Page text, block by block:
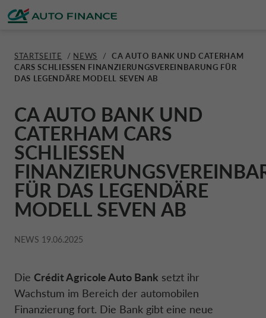
FINANZIERUNGSLÖSUNGENFINANZIERUNGSLÖSUNGEN
FINANZIERUNGSLÖSUNGEN
AUTO
MOTORRAD
VERSICHERUNGEN
ANGEBOTE
PRIVATKREDIT
DRIVALIA
ÜBER UNS
ÜBER UNS
DIENSTLEISTUNGEN
NEWS
UNSERE PARTNER
NACHHALTIGKEIT
ESG
CSR PROJEKTE
NACHHALTIGKEITSPLAN
TRANSPARENZ
TRANSPARENZ
GESCHÄFTSBERICHTE
ALLGEMEINE
DATENSCHUTZERKLÄRUNG
SCHWEIZ CA AUTO FINANCE
CORPORATE CA AUTO BANK
CORPORATE DRIVALIA
DRIVALIA MOBILITY STORE
DEUTSCHLAND CA AUTO BANK
STARTSEITE / NEWS /
CA AUTO BANK UND CATERHAM
CARS SCHLIESSEN FINANZIERUNGSVEREINBARUNG FÜR
DAS LEGENDÄRE MODELL SEVEN AB
CA AUTO BANK UND
CATERHAM CARS
SCHLIESSEN
FÜR DAS LEGENDÄRE
MODELL SEVEN AB
NEWS 19.06.2025
Die Crédit Agricole Auto Bank setzt ihr
Wachstum im Bereich der automobilen
Finanzierung fort. Die Bank gibt eine neue